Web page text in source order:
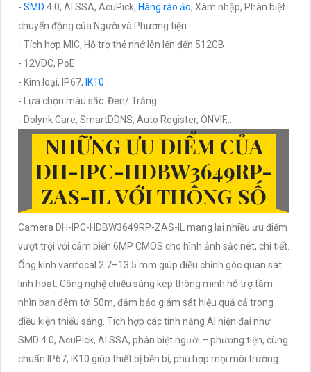
- SMD 4.0, AI SSA, AcuPick, Hàng rào ảo, Xâm nhập, Phân biệt
chuyển động của Người và Phương tiện
- Tích hợp MIC, Hỗ trợ thẻ nhớ lên lến đến 512GB
- 12VDC, PoE
- Kim loại, IP67, IK10
- Lựa chọn màu sắc: Đen/ Trắng
- Dolynk Care, SmartDDNS, Auto Register, ONVIF,...
NHỮNG ƯU ĐIỂM CỦA
DH-IPC-HDBW3649RP-
ZAS-IL VỚI THÔNG SỐ
Camera DH-IPC-HDBW3649RP-ZAS-IL mang lại nhiều ưu điểm
vượt trội với cảm biến 6MP CMOS cho hình ảnh sắc nét, chi tiết.
Ống kính varifocal 2.7–13.5 mm giúp điều chỉnh góc quan sát
linh hoạt. Công nghệ chiếu sáng kép thông minh hỗ trợ tầm
nhìn ban đêm tới 50m, đảm bảo giám sát hiệu quả cả trong
điều kiện thiếu sáng. Tích hợp các tính năng AI hiện đại như
SMD 4.0, AcuPick, AI SSA, phân biệt người – phương tiện, cùng
chuẩn IP67, IK10 giúp thiết bị bền bỉ, phù hợp mọi môi trường.